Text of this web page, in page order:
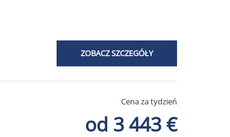
ZOBACZ SZCZEGÓŁY
Cena za tydzień
od 3 443 €